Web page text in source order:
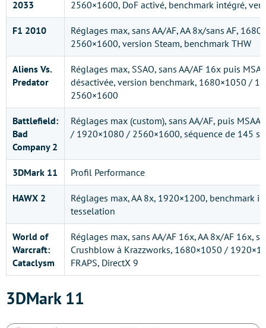
2033
2560×1600, DoF activé, benchmark intégré,
F1 2010
Réglages max, sans AA/AF, AA 8x/sans AF,
2560×1600, version Steam, benchmark THW
Aliens Vs.
Predator
Réglages max, SSAO, sans AA/AF 16x puis
désactivée, version benchmark, 1680×1050 /
2560×1600
Battlefield:
Bad
Company 2
Réglages max (custom), sans AA/AF, puis
/ 1920×1080 / 2560×1600, séquence de 145
3DMark 11 Profil Performance
HAWX 2
Réglages max, AA 8x, 1920×1200, benchmark
tesselation
World of
Warcraft:
Cataclysm
Réglages max, sans AA/AF 16x, AA 8x/AF 16x,
Crushblow à Krazzworks, 1680×1050 /
FRAPS, DirectX 9
3DMark 11